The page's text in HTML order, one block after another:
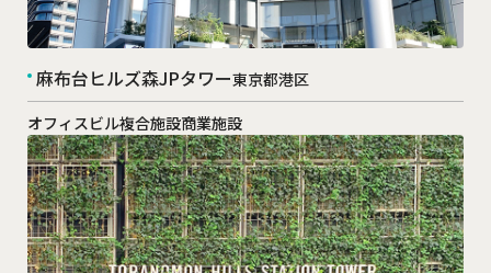
麻布台ヒルズ森JPタワー東京都港区
オフィスビル複合施設商業施設